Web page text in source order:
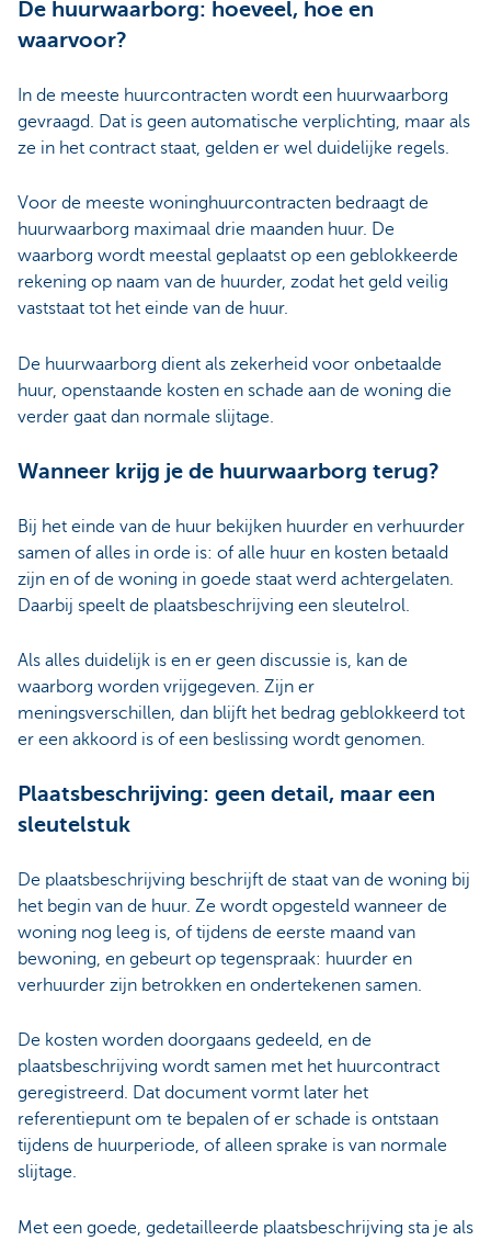
De huurwaarborg: hoeveel, hoe en
waarvoor?
In de meeste huurcontracten wordt een huurwaarborg
gevraagd. Dat is geen automatische verplichting, maar als
ze in het contract staat, gelden er wel duidelijke regels.
Voor de meeste woninghuurcontracten bedraagt de
huurwaarborg maximaal drie maanden huur. De
waarborg wordt meestal geplaatst op een geblokkeerde
rekening op naam van de huurder, zodat het geld veilig
vaststaat tot het einde van de huur.
De huurwaarborg dient als zekerheid voor onbetaalde
huur, openstaande kosten en schade aan de woning die
verder gaat dan normale slijtage.
Wanneer krijg je de huurwaarborg terug?
Bij het einde van de huur bekijken huurder en verhuurder
samen of alles in orde is: of alle huur en kosten betaald
zijn en of de woning in goede staat werd achtergelaten.
Daarbij speelt de plaatsbeschrijving een sleutelrol.
Als alles duidelijk is en er geen discussie is, kan de
waarborg worden vrijgegeven. Zijn er
meningsverschillen, dan blijft het bedrag geblokkeerd tot
er een akkoord is of een beslissing wordt genomen.
Plaatsbeschrijving: geen detail, maar een
sleutelstuk
De plaatsbeschrijving beschrijft de staat van de woning bij
het begin van de huur. Ze wordt opgesteld wanneer de
woning nog leeg is, of tijdens de eerste maand van
bewoning, en gebeurt op tegenspraak: huurder en
verhuurder zijn betrokken en ondertekenen samen.
De kosten worden doorgaans gedeeld, en de
plaatsbeschrijving wordt samen met het huurcontract
geregistreerd. Dat document vormt later het
referentiepunt om te bepalen of er schade is ontstaan
tijdens de huurperiode, of alleen sprake is van normale
slijtage.
Met een goede, gedetailleerde plaatsbeschrijving sta je als